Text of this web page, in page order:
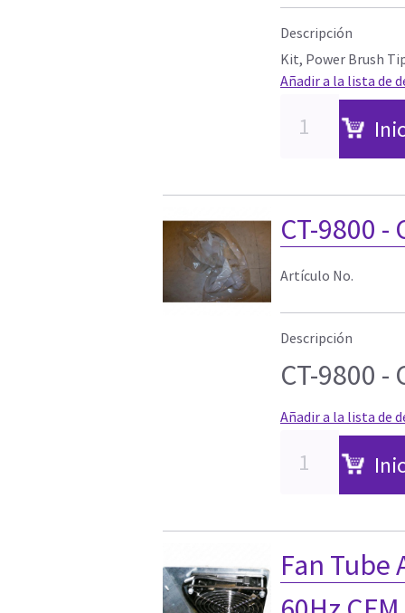
Descripción
Kit, Power Brush
Añadir a la lista de
CT-9800
Artículo No.
Descripción
CT-9800
Añadir a la lista de
Fan Tube